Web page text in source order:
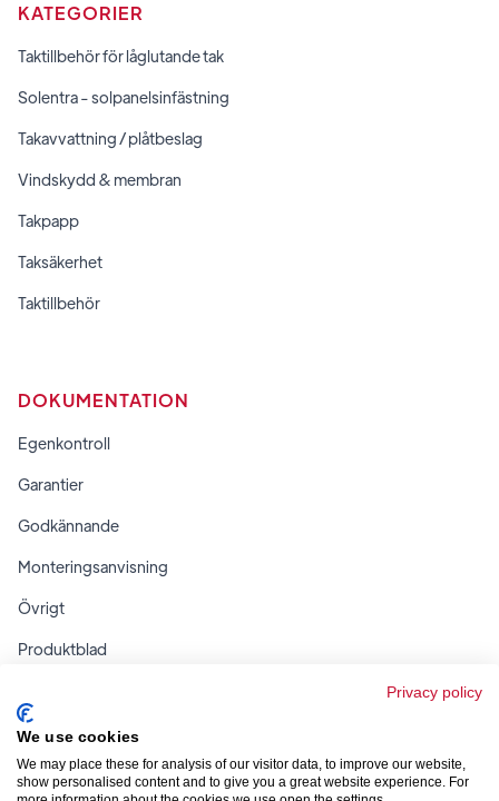
KATEGORIER
Taktillbehör för låglutande tak
Solentra - solpanelsinfästning
Takavvattning / plåtbeslag
Vindskydd & membran
Takpapp
Taksäkerhet
Taktillbehör
DOKUMENTATION
Egenkontroll
Garantier
Godkännande
Monteringsanvisning
Övrigt
Produktblad
Privacy policy
We use cookies
We may place these for analysis of our visitor data, to improve our website,
show personalised content and to give you a great website experience. For